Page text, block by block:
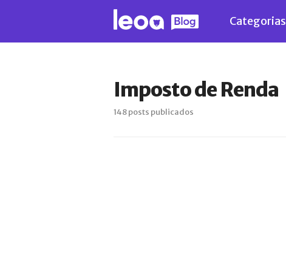
Categorias
Imposto de Renda
148 posts publicados